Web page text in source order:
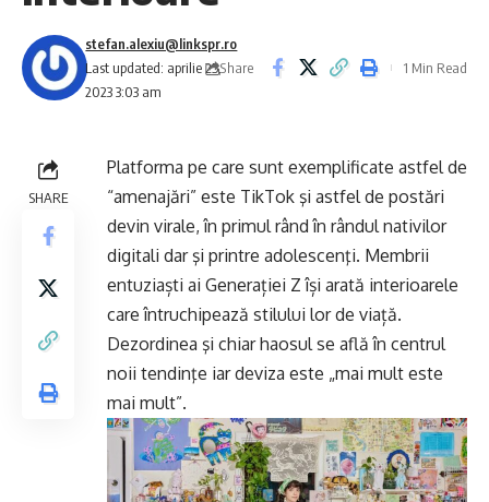
Last updated: aprilie 25,
2023 3:03 am
stefan.alexiu@linkspr.ro
Share
1 Min Read
SHARE
Platforma pe care sunt exemplificate astfel de
“amenajări” este TikTok şi astfel de postări
devin virale, în primul rând în rândul nativilor
digitali dar şi printre adolescenţi. Membrii
entuziaști ai Generației Z își arată interioarele
care întruchipează stilului lor de viață.
Dezordinea şi chiar haosul se află în centrul
noii tendinţe iar deviza este „mai mult este
mai mult”.